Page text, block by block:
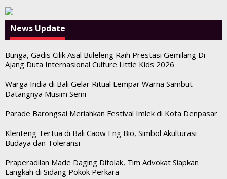
News Update
Bunga, Gadis Cilik Asal Buleleng Raih Prestasi Gemilang Di
Ajang Duta Internasional Culture Little Kids 2026
Warga India di Bali Gelar Ritual Lempar Warna Sambut
Datangnya Musim Semi
Parade Barongsai Meriahkan Festival Imlek di Kota Denpasar
Klenteng Tertua di Bali Caow Eng Bio, Simbol Akulturasi
Budaya dan Toleransi
Praperadilan Made Daging Ditolak, Tim Advokat Siapkan
Langkah di Sidang Pokok Perkara